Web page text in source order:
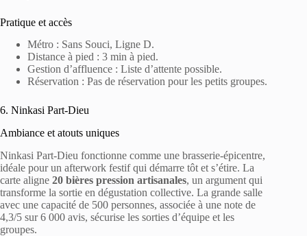
Pratique et accès
Métro : Sans Souci, Ligne D.
Distance à pied : 3 min à pied.
Gestion d’affluence : Liste d’attente possible.
Réservation : Pas de réservation pour les petits groupes.
6. Ninkasi Part-Dieu
Ambiance et atouts uniques
Ninkasi Part-Dieu fonctionne comme une brasserie-épicentre,
idéale pour un afterwork festif qui démarre tôt et s’étire. La
carte aligne 20 bières pression artisanales, un argument qui
transforme la sortie en dégustation collective. La grande salle
avec une capacité de 500 personnes, associée à une note de
4,3/5 sur 6 000 avis, sécurise les sorties d’équipe et les
groupes.